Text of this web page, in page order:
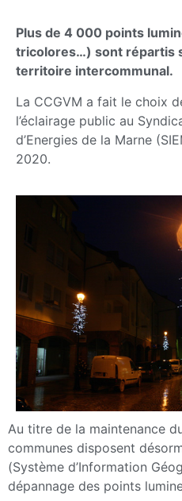
Plus de 4 000 points
tricolores…) sont répartis
territoire intercommunal.
La CCGVM a fait le choix
l’éclairage public au
d’Energies de la Marne
2020.
Au titre de la maintenance
communes disposent
(Système d’Information
dépannage des points